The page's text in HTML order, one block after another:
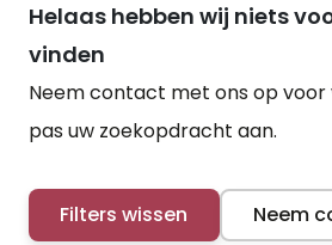
Helaas hebben wij niets
vinden
Neem contact met ons op voor
pas uw zoekopdracht aan.
Filters wissen Neem